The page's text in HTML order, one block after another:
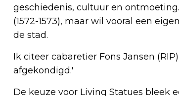
geschiedenis, cultuur en
(1572-1573), maar wil vooral een
de stad.
Ik citeer cabaretier Fons Jansen
afgekondigd.'
De keuze voor Living Statues bleek